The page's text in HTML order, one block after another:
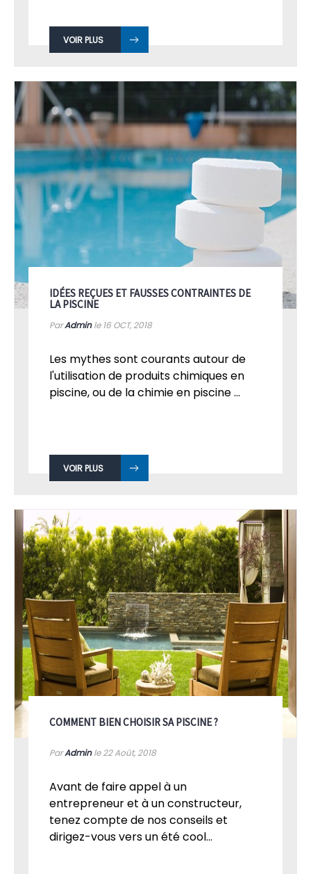
VOIR PLUS
IDÉES REÇUES ET FAUSSES CONTRAINTES DE
LA PISCINE
ParAdminle 16 OCT, 2018
Les mythes sont courants autour de
l'utilisation de produits chimiques en
piscine, ou de la chimie en piscine ...
VOIR PLUS
COMMENT BIEN CHOISIR SA PISCINE ?
ParAdminle 22Août, 2018
Avant de faire appel à un
entrepreneur et à un constructeur,
tenez compte de nos conseils et
dirigez-vous vers un été cool...